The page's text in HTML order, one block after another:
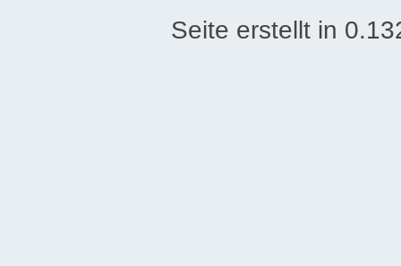
Seite erstellt in